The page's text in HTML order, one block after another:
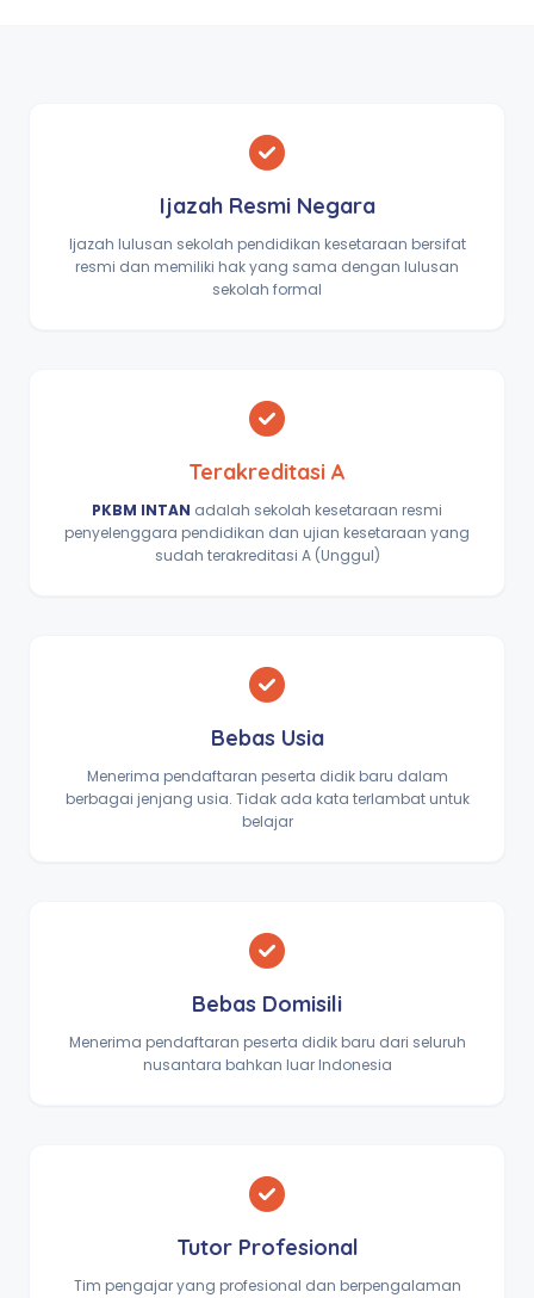
Ijazah Resmi Negara
Ijazah lulusan sekolah pendidikan kesetaraan bersifat
resmi dan memiliki hak yang sama dengan lulusan
sekolah formal
Terakreditasi A
PKBM INTAN adalah sekolah kesetaraan resmi
penyelenggara pendidikan dan ujian kesetaraan yang
sudah terakreditasi A (Unggul)
Bebas Usia
Menerima pendaftaran peserta didik baru dalam
berbagai jenjang usia. Tidak ada kata terlambat untuk
belajar
Bebas Domisili
Menerima pendaftaran peserta didik baru dari seluruh
nusantara bahkan luar Indonesia
Tutor Profesional
Tim pengajar yang profesional dan berpengalaman